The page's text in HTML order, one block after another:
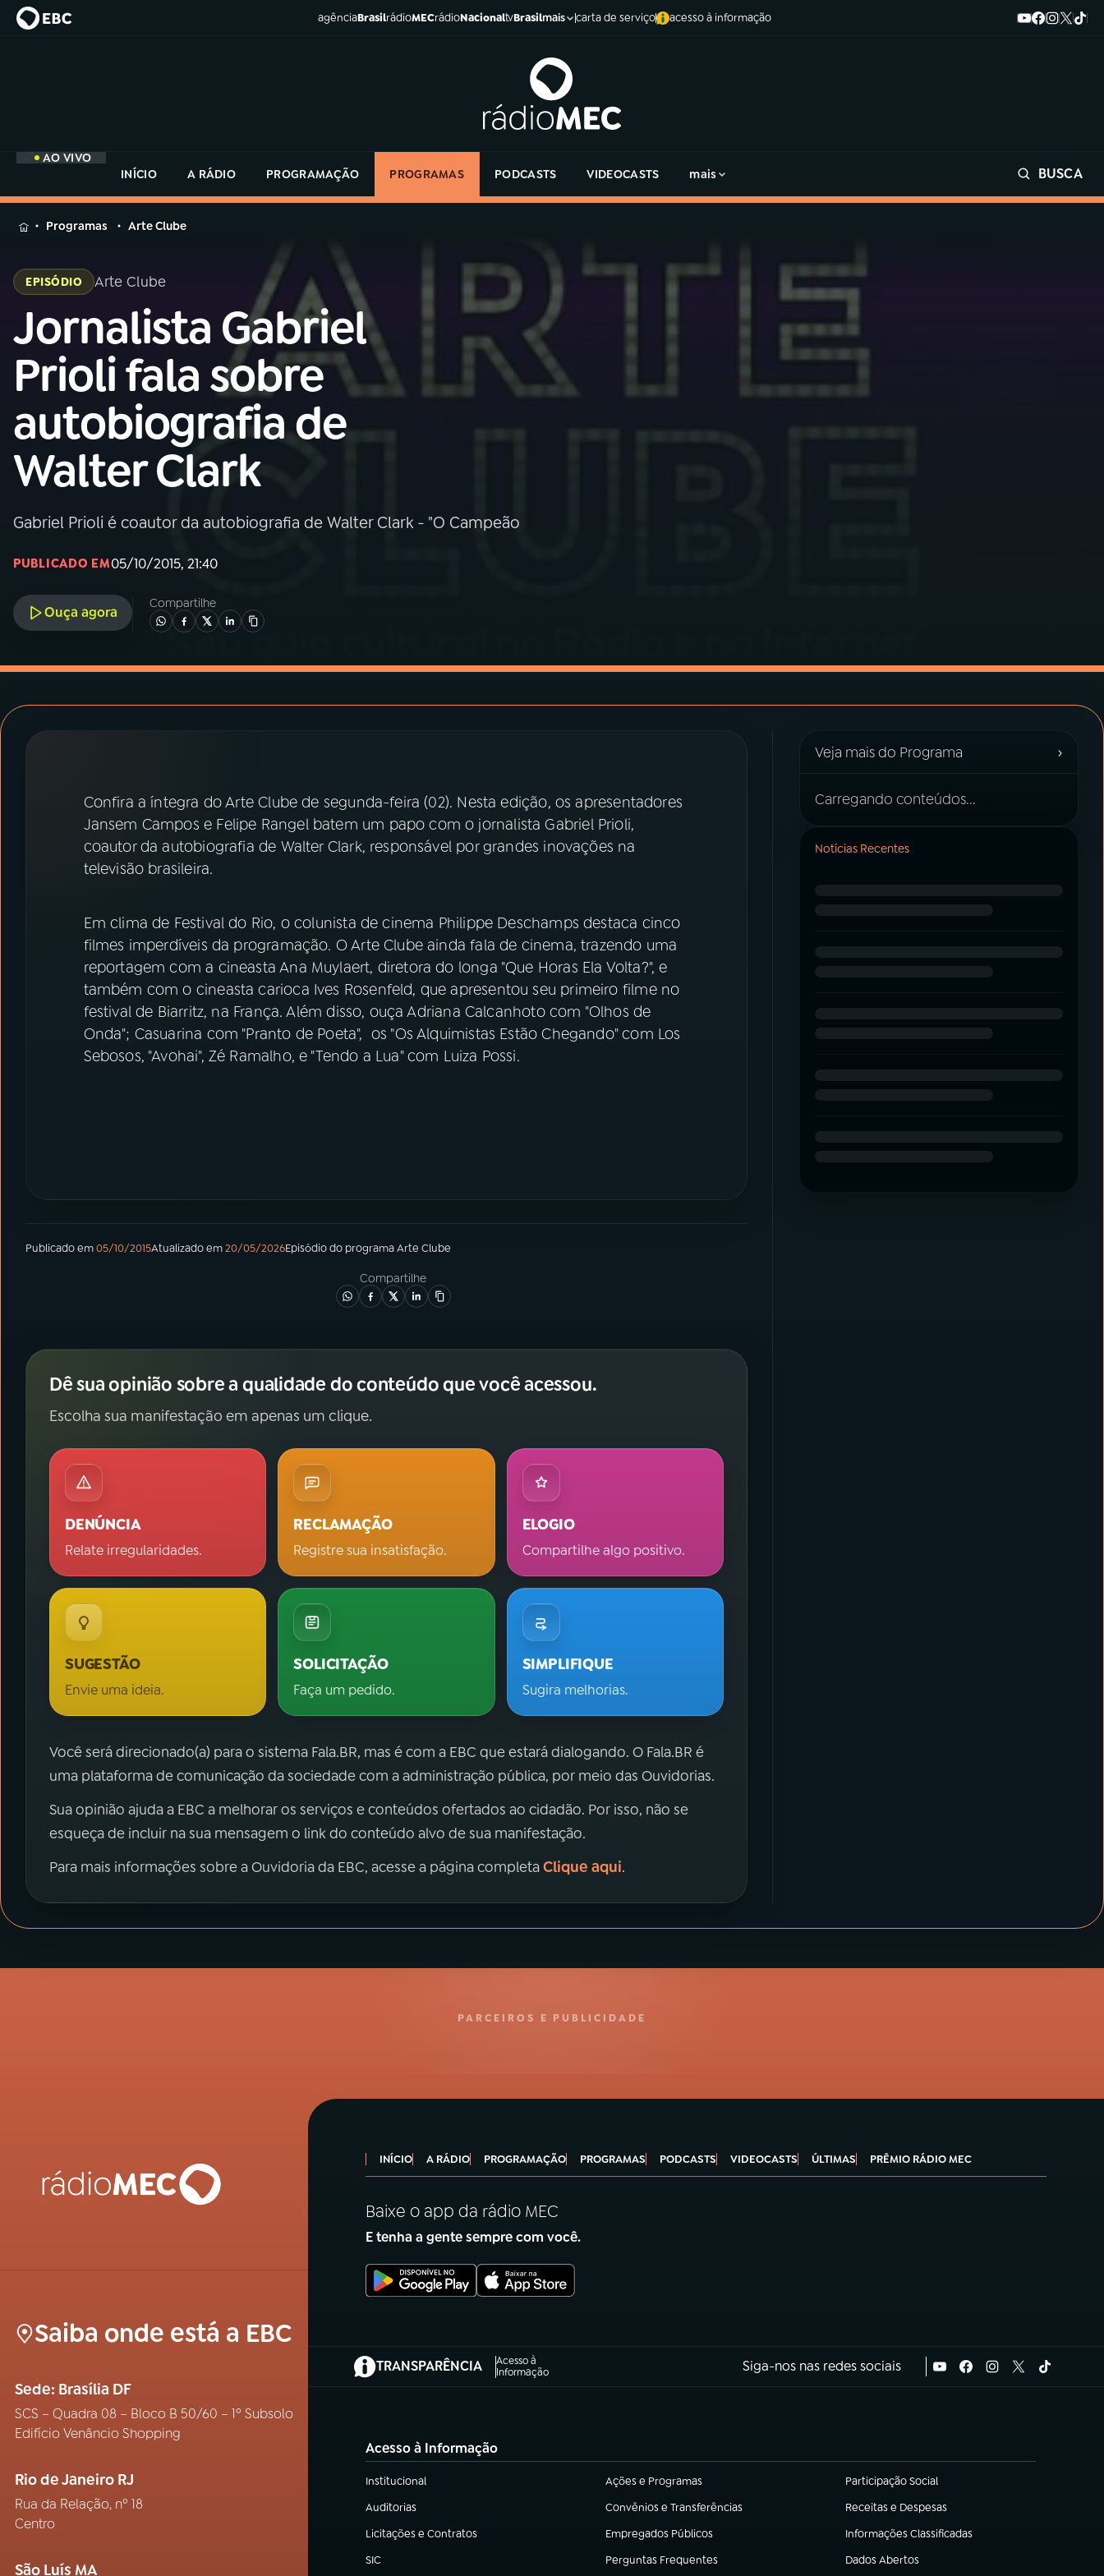
agênciaBrasilrádioMECrádioNacionaltvBrasilmais carta de serviço acesso à informação
AO VIVO
INÍCIO
A RÁDIO PROGRAMAÇÃO PROGRAMAS PODCASTS VIDEOCASTS mais BUSCA
MENU
Buscar
na
Rádio
MEC
Buscar
Início AO VIVO
01INÍCIO
02A RÁDIO
03 PROGRAMAÇÃO
05PODCASTS
PRÊMIO RÁDIO MEC
ACOMPANHE A RÁDIO MEC
Instagram X
na
Rádio
Programas Arte Clube
EPISÓDIO Arte Clube
Jornalista Gabriel
Prioli fala sobre
autobiografia de
Walter Clark
Gabriel Prioli é coautor da autobiografia de Walter Clark - "O Campeão
PUBLICADO EM05/10/2015, 21:40
Ouça agora
Compartilhe
Confira a íntegra do Arte Clube de segunda-feira (02). Nesta edição, os apresentadores
Jansem Campos e Felipe Rangel batem um papo com o jornalista Gabriel Prioli,
coautor da autobiografia de Walter Clark, responsável por grandes inovações na
televisão brasileira.
Em clima de Festival do Rio, o colunista de cinema Philippe Deschamps destaca cinco
filmes imperdíveis da programação. O Arte Clube ainda fala de cinema, trazendo uma
reportagem com a cineasta Ana Muylaert, diretora do longa "Que Horas Ela Volta?", e
também com o cineasta carioca Ives Rosenfeld, que apresentou seu primeiro filme no
festival de Biarritz, na França. Além disso, ouça Adriana Calcanhoto com "Olhos de
Onda"; Casuarina com "Pranto de Poeta", os "Os Alquimistas Estão Chegando" com Los
Sebosos, "Avohai", Zé Ramalho, e "Tendo a Lua" com Luiza Possi.
Publicado em05/10/2015Atualizado em20/05/2026Episódiodo programaArte Clube
Compartilhe
Dê sua opinião sobre a qualidade do conteúdo que você acessou.
Escolha sua manifestação em apenas um clique.
DENÚNCIA
Relate irregularidades.
RECLAMAÇÃO
Registre sua insatisfação.
ELOGIO
Compartilhe algo positivo.
SUGESTÃO
Envie uma ideia.
SOLICITAÇÃO
Faça um pedido.
SIMPLIFIQUE
Sugira melhorias.
Você será direcionado(a) para o sistema Fala.BR, mas é com a EBC que estará dialogando. O Fala.BR é
uma plataforma de comunicação da sociedade com a administração pública, por meio das Ouvidorias.
Sua opinião ajuda a EBC a melhorar os serviços e conteúdos ofertados ao cidadão. Por isso, não se
esqueça de incluir na sua mensagem o link do conteúdo alvo de sua manifestação.
Para mais informações sobre a Ouvidoria da EBC, acesse a página completaClique aqui.
Veja mais do Programa ›
Carregando conteúdos...
Notícias Recentes
PARCEIROS E PUBLICIDADE
Saiba onde está a EBC
Sede: Brasília DF
SCS – Quadra 08 – Bloco B 50/60 – 1º Subsolo
Edifício Venâncio Shopping
Rio de Janeiro RJ
Rua da Relação, nº 18
Centro
São Luís MA
INÍCIO A RÁDIO PROGRAMAÇÃO PROGRAMAS PODCASTS VIDEOCASTS ÚLTIMAS PRÊMIO RÁDIO MEC
Baixe o app da rádio MEC
E tenha a gente sempre com você.
TRANSPARÊNCIA
Acesso à
Informação
(abre em nova aba) Siga-nos nas redes sociais
Acesso à Informação
Institucional
(abre em nova aba) Ações e Programas
(abre em nova aba) Participação Social
(abre em nova aba)
Auditorias
(abre em nova aba) Convênios e Transferências
(abre em nova aba) Receitas e Despesas
(abre em nova aba)
Licitações e Contratos
(abre em nova aba) Empregados Públicos
(abre em nova aba) Informações Classificadas
(abre em nova aba)
SIC
(abre em nova aba) Perguntas Frequentes
(abre em nova aba) Dados Abertos
(abre em nova aba)